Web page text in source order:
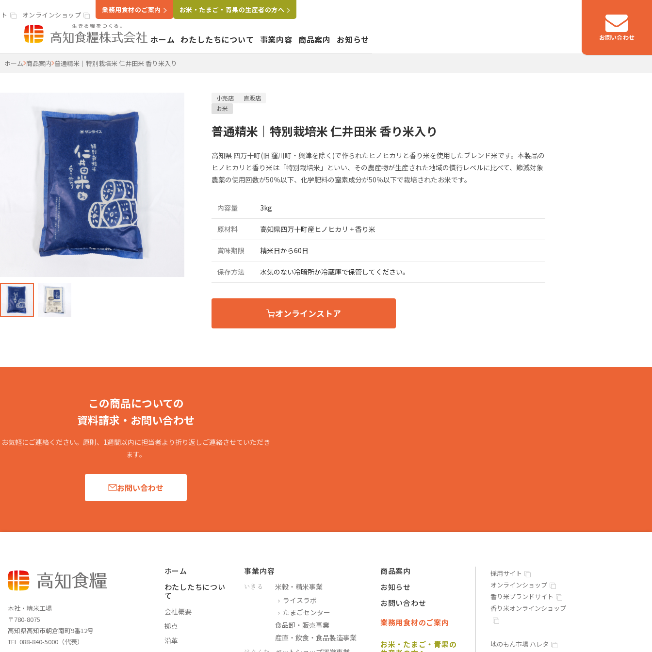
高知食糧株式会社 ホーム わたしたちについて
会社概要
事業内容
米穀・精米事業
食品卸・販売事業
産直・飲食・食品製造事業
ペットショップ運営事業
商品案内 お知らせ
オンラインショップ
業務用食材のご案内 お米・たまご・青果の生産者の方へ
お問い合わせ
ホーム 商品案内 普通精米｜特別栽培米 仁井田米 香り米入り
小売店
直販店
お米
普通精米｜特別栽培米 仁井田米 香り米入り
高知県 四万十町(旧 窪川町・興津を除く)で作られたヒノヒカリと香り米を使用したブレンド米です。本製品の
ヒノヒカリと香り米は「特別栽培米」といい、その農産物が生産された地域の慣行レベルに比べて、節減対象
農薬の使用回数が50％以下、化学肥料の窒素成分が50％以下で栽培されたお米です。
内容量 3kg
原材料 高知県四万十町産ヒノヒカリ + 香り米
賞味期限 精米日から60日
保存方法 水気のない冷暗所か冷蔵庫で保管してください。
オンラインストア
この商品についての
資料請求・お問い合わせ
お気軽にご連絡ください。原則、1週間以内に担当者より折り返しご連絡させていただき
ます。
お問い合わせ
本社・精米工場
〒780-8075
高知県高知市朝倉南町9番12号
TEL 088-840-5000（代表）
ホーム
わたしたちについ
て
会社概要
拠点
沿革
事業内容
いきる
米穀・精米事業
ライスラボ
たまごセンター
食品卸・販売事業
産直・飲食・食品製造事業
商品案内
お知らせ
お問い合わせ
業務用食材のご案内
お米・たまご・青果の
採用サイト
オンラインショップ
香り米ブランドサイト
香り米オンラインショップ
地のもん市場 ハレタ